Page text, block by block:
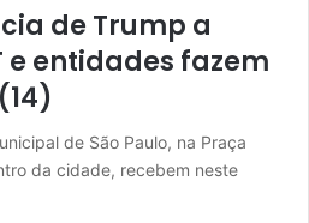
de Trump a
e entidades fazem
de São Paulo, na Praça
da cidade, recebem neste